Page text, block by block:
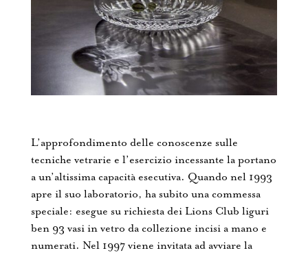
L’approfondimento delle conoscenze sulle
tecniche vetrarie e l’esercizio incessante la portano
a un’altissima capacità esecutiva. Quando nel 1993
apre il suo laboratorio, ha subito una commessa
speciale: esegue su richiesta dei Lions Club liguri
ben 93 vasi in vetro da collezione incisi a mano e
numerati. Nel 1997 viene invitata ad avviare la